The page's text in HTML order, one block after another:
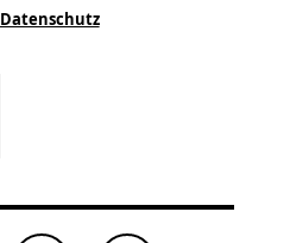
Datenschutz